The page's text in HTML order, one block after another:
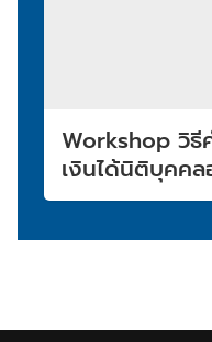
Workshop วิ
เงินได้นิติบุคค